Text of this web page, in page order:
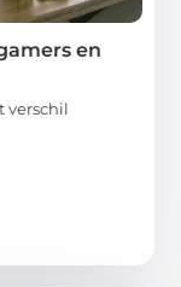
en
verschil